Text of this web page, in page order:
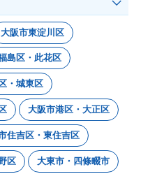
大阪市東淀川区
島区・此花区
・城東区
大阪市港区・大正区
住吉区・東住吉区
区 大東市・四條畷市